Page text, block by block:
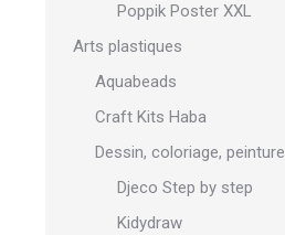
Poppik Poster XXL
Arts plastiques
Aquabeads
Craft Kits Haba
Dessin, coloriage, peinture
Djeco Step by step
Kidydraw